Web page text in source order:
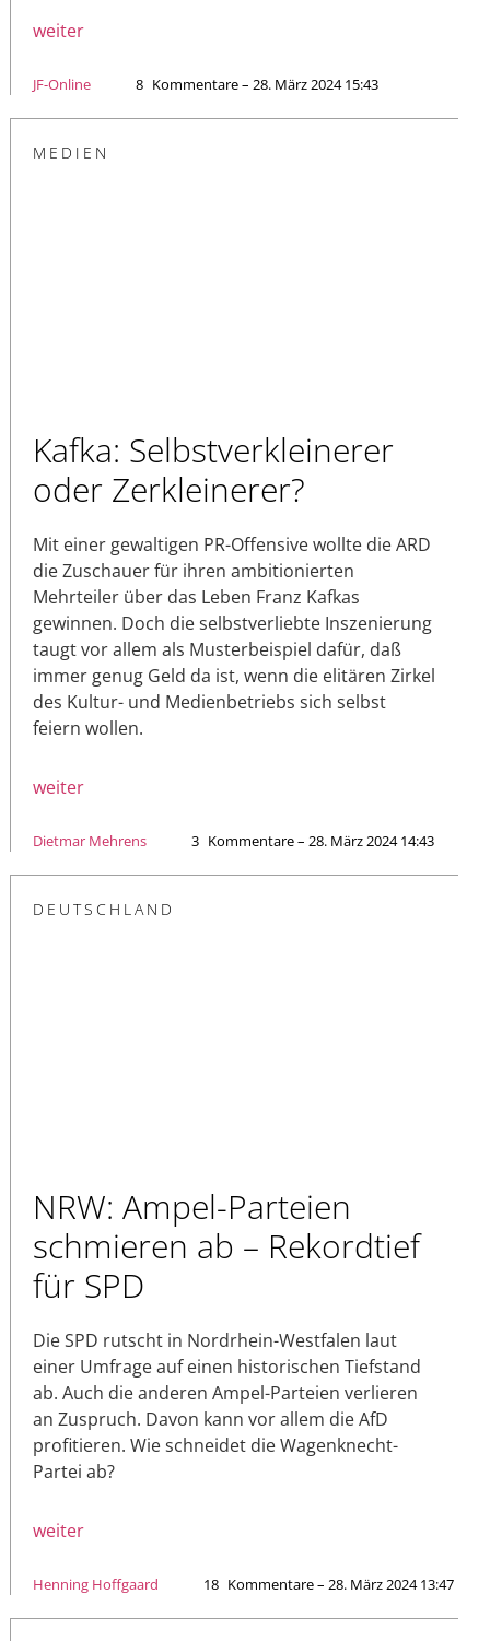
weiter
JF-Online 8 Kommentare – 28. März 2024 15:43
MEDIEN
Kafka: Selbstverkleinerer
oder Zerkleinerer?
Mit einer gewaltigen PR-Offensive wollte die ARD
die Zuschauer für ihren ambitionierten
Mehrteiler über das Leben Franz Kafkas
gewinnen. Doch die selbstverliebte Inszenierung
taugt vor allem als Musterbeispiel dafür, daß
immer genug Geld da ist, wenn die elitären Zirkel
des Kultur- und Medienbetriebs sich selbst
feiern wollen.
weiter
Dietmar Mehrens 3 Kommentare – 28. März 2024 14:43
DEUTSCHLAND
NRW: Ampel-Parteien
schmieren ab – Rekordtief
für SPD
Die SPD rutscht in Nordrhein-Westfalen laut
einer Umfrage auf einen historischen Tiefstand
ab. Auch die anderen Ampel-Parteien verlieren
an Zuspruch. Davon kann vor allem die AfD
profitieren. Wie schneidet die Wagenknecht-
Partei ab?
weiter
Henning Hoffgaard 18 Kommentare – 28. März 2024 13:47